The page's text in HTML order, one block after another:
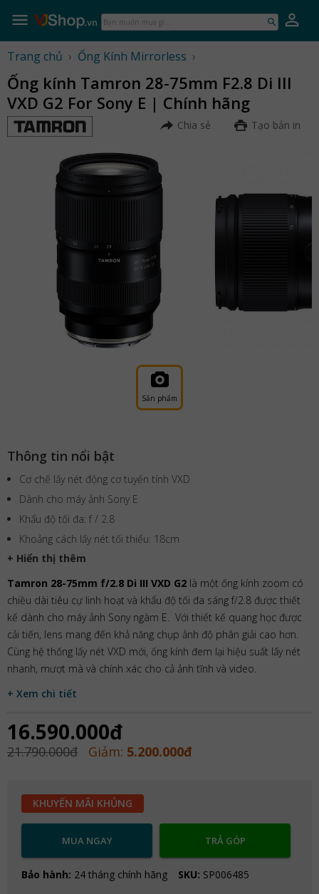
Bạn
muốn
gì...
Trang chủ › Ống Kính Mirrorless ›
Ống kính Tamron 28-75mm F2.8 Di III
VXD G2 For Sony E | Chính hãng
Chia sẻ Tạo bản in
Sản phẩm
Thông tin nổi bật
Cơ chế lấy nét động cơ tuyến tính VXD
Dành cho máy ảnh Sony E
Khẩu độ tối đa: f / 2.8
Khoảng cách lấy nét tối thiểu: 18cm
+ Hiển thị thêm
Tamron 28-75mm f/2.8 Di III VXD G2 là một ống kính zoom có
chiều dài tiêu cự linh hoạt và khẩu độ tối đa sáng f/2.8 được thiết
kế dành cho máy ảnh Sony ngàm E. Với thiết kế quang học được
cải tiến, lens mang đến khả năng chụp ảnh độ phân giải cao hơn.
Cùng hệ thống lấy nét VXD mới, ống kính đem lại hiệu suất lấy nét
nhanh, mượt mà và chính xác cho cả ảnh tĩnh và video.
+ Xem chi tiết
16.590.000đ
21.790.000đ Giảm: 5.200.000đ
KHUYẾN MÃI KHỦNG
MUA NGAY TRẢ GÓP
Bảo hành: 24 tháng chính hãng SKU: SP006485